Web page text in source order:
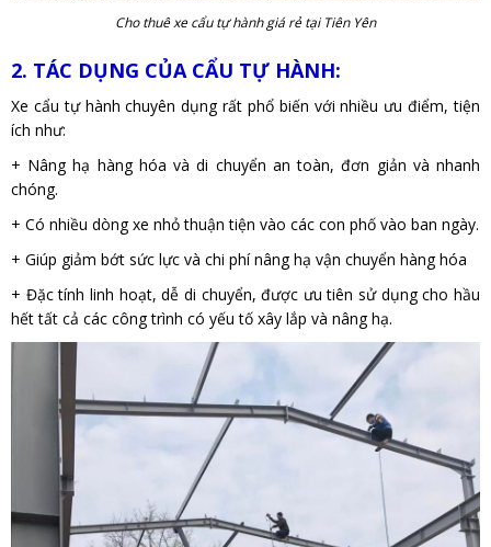
Cho thuê xe cẩu tự hành giá rẻ tại Tiên Yên
2. TÁC DỤNG CỦA CẨU TỰ HÀNH:
Xe cẩu tự hành chuyên dụng rất phổ biến với nhiều ưu điểm, tiện
ích như:
+ Nâng hạ hàng hóa và di chuyển an toàn, đơn giản và nhanh
chóng.
+ Có nhiều dòng xe nhỏ thuận tiện vào các con phố vào ban ngày.
+ Giúp giảm bớt sức lực và chi phí nâng hạ vận chuyển hàng hóa
+ Đặc tính linh hoạt, dễ di chuyển, được ưu tiên sử dụng cho hầu
hết tất cả các công trình có yếu tố xây lắp và nâng hạ.